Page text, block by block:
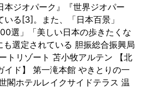
本ジオパーク』『世界ジオパー
いる[3]。また、「日本百景」
選」「美しい日本の歩きたくな
選定されている 胆振総合振興局
トリゾート 苫小牧アルテン 【北
イド】 第一滝本館 やきとりの一
閣ホテルレイクサイドテラス 温